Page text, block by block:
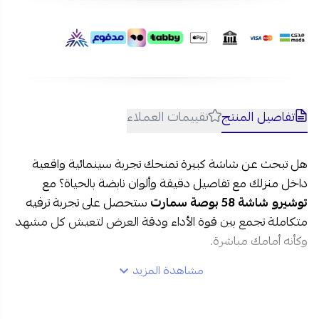
نعم، تعمل بنظام Android وتدعم أشهر تطبيقات البث مثل
Netflix وYouTube وShahid.
3- هل يمكن توصيل أجهزة الألعاب؟ تفاصيل المنتج تقييمات العملاء
هل تبحث عن شاشة كبيرة تمنحك تجربة سينمائية واقعية
داخل منزلك مع تفاصيل دقيقة وألوان نابضة بالحياة؟ مع
توشيرو شاشة 58 بوصة سمارت
ستحصل على تجربة ترفيه
متكاملة تجمع بين قوة الأداء ودقة العرض لتعيش كل مشهد
وكأنه أمامك مباشرة.
مشاهدة المزيد